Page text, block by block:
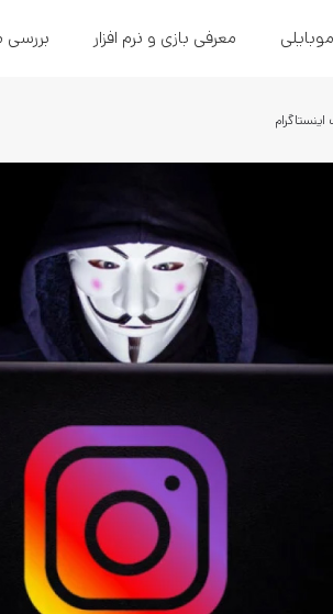
معرفی بازی و نرم افزار